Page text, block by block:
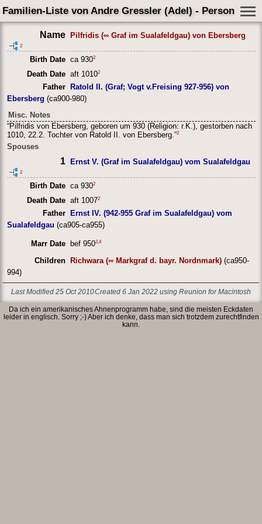
Familien-Liste von Andre Gressler (Adel) - Person
Name Pilfridis (∞ Graf im Sualafeldgau) von Ebersberg
2
Birth Date ca 9302
Death Date aft 10102
Father
Ratold II. (Graf; Vogt v.Freising 927-956) von
Ebersberg (ca900-980)
Misc. Notes
“Pilfridis von Ebersberg, geboren um 930 (Religion: r.K.), gestorben nach
1010, 22.2. Tochter von Ratold II. von Ebersberg.”2
Spouses
1 Ernst V. (Graf im Sualafeldgau) vom Sualafeldgau
2
Birth Date ca 9302
Death Date aft 10072
Father
Ernst IV. (942-955 Graf im Sualafeldgau) vom
Sualafeldgau (ca905-ca955)
Marr Date bef 9502,4
Children Richwara (∞ Markgraf d. bayr. Nordnmark)(ca950-
994)
Last Modified 25 Oct 2010Created 6 Jan 2022 using Reunion for Macintosh
Da ich ein amerikanisches Ahnenprogramm habe, sind die meisten Eckdaten
leider in englisch. Sorry ;-) Aber ich denke, dass man sich trotzdem zurechtfinden
kann.